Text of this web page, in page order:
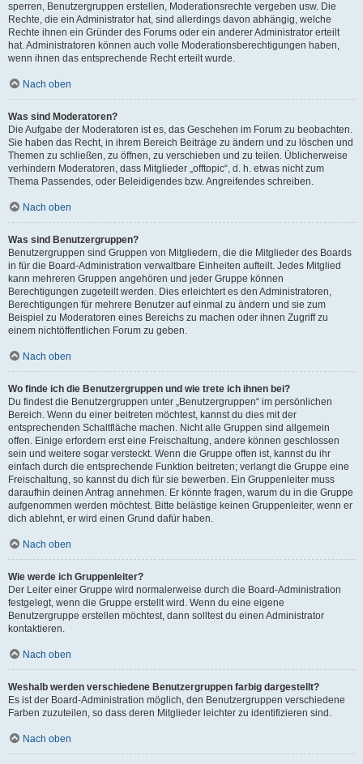
sperren, Benutzergruppen erstellen, Moderationsrechte vergeben usw. Die
Rechte, die ein Administrator hat, sind allerdings davon abhängig, welche
Rechte ihnen ein Gründer des Forums oder ein anderer Administrator erteilt
hat. Administratoren können auch volle Moderationsberechtigungen haben,
wenn ihnen das entsprechende Recht erteilt wurde.
Nach oben
Was sind Moderatoren?
Die Aufgabe der Moderatoren ist es, das Geschehen im Forum zu beobachten.
Sie haben das Recht, in ihrem Bereich Beiträge zu ändern und zu löschen und
Themen zu schließen, zu öffnen, zu verschieben und zu teilen. Üblicherweise
verhindern Moderatoren, dass Mitglieder „offtopic“, d. h. etwas nicht zum
Thema Passendes, oder Beleidigendes bzw. Angreifendes schreiben.
Nach oben
Was sind Benutzergruppen?
Benutzergruppen sind Gruppen von Mitgliedern, die die Mitglieder des Boards
in für die Board-Administration verwaltbare Einheiten aufteilt. Jedes Mitglied
kann mehreren Gruppen angehören und jeder Gruppe können
Berechtigungen zugeteilt werden. Dies erleichtert es den Administratoren,
Berechtigungen für mehrere Benutzer auf einmal zu ändern und sie zum
Beispiel zu Moderatoren eines Bereichs zu machen oder ihnen Zugriff zu
einem nichtöffentlichen Forum zu geben.
Nach oben
Wo finde ich die Benutzergruppen und wie trete ich ihnen bei?
Du findest die Benutzergruppen unter „Benutzergruppen“ im persönlichen
Bereich. Wenn du einer beitreten möchtest, kannst du dies mit der
entsprechenden Schaltfläche machen. Nicht alle Gruppen sind allgemein
offen. Einige erfordern erst eine Freischaltung, andere können geschlossen
sein und weitere sogar versteckt. Wenn die Gruppe offen ist, kannst du ihr
einfach durch die entsprechende Funktion beitreten; verlangt die Gruppe eine
Freischaltung, so kannst du dich für sie bewerben. Ein Gruppenleiter muss
daraufhin deinen Antrag annehmen. Er könnte fragen, warum du in die Gruppe
aufgenommen werden möchtest. Bitte belästige keinen Gruppenleiter, wenn er
dich ablehnt, er wird einen Grund dafür haben.
Nach oben
Wie werde ich Gruppenleiter?
Der Leiter einer Gruppe wird normalerweise durch die Board-Administration
festgelegt, wenn die Gruppe erstellt wird. Wenn du eine eigene
Benutzergruppe erstellen möchtest, dann solltest du einen Administrator
kontaktieren.
Nach oben
Weshalb werden verschiedene Benutzergruppen farbig dargestellt?
Es ist der Board-Administration möglich, den Benutzergruppen verschiedene
Farben zuzuteilen, so dass deren Mitglieder leichter zu identifizieren sind.
Nach oben